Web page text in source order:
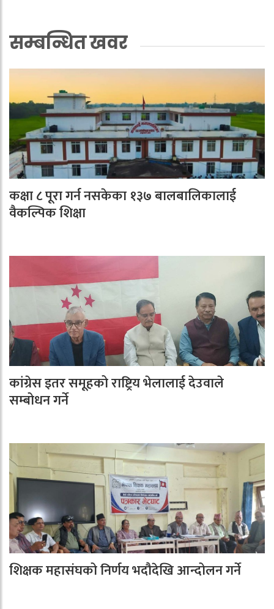
सम्बन्धित खवर
कक्षा ८ पूरा गर्न नसकेका १३७ बालबालिकालाई
वैकल्पिक शिक्षा
कांग्रेस इतर समूहको राष्ट्रिय भेलालाई देउवाले
सम्बोधन गर्ने
शिक्षक महासंघको निर्णय भदौदेखि आन्दोलन गर्ने